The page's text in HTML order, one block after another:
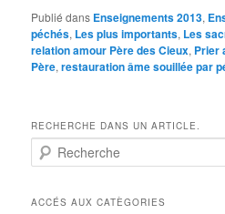
Publié dans Enseignements 2013,
péchés, Les plus importants, Les
relation amour Père des Cieux, Prier
Père,restauration âme souillée par
RECHERCHE DANS UN ARTICLE.
e
h
ACCÉS AUX CATÈGORIES